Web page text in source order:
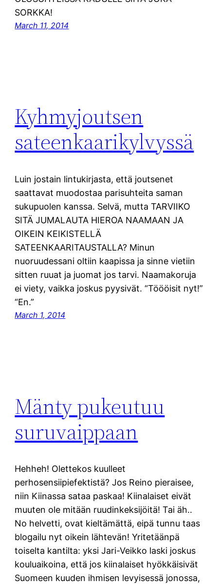
SORKKA!
March 11, 2014
Kyhmyjoutsen
sateenkaarikylvyssä
Luin jostain lintukirjasta, että joutsenet
saattavat muodostaa parisuhteita saman
sukupuolen kanssa. Selvä, mutta TARVIIKO
SITÄ JUMALAUTA HIEROA NAAMAAN JA
OIKEIN KEIKISTELLÄ
SATEENKAARITAUSTALLA? Minun
nuoruudessani oltiin kaapissa ja sinne vietiin
sitten ruuat ja juomat jos tarvi. Naamakoruja
ei viety, vaikka joskus pyysivät. “Töööisit nyt!”
“En.”
March 1, 2014
Mänty pukeutuu
suruvaippaan
Hehheh! Olettekos kuulleet
perhosensiipiefektistä? Jos Reino pieraisee,
niin Kiinassa sataa paskaa! Kiinalaiset eivät
muuten ole mitään ruudinkeksijöitä! Tai äh..
No helvetti, ovat kieltämättä, eipä tunnu taas
blogailu nyt oikein lähtevän! Yritetäänpä
toiselta kantilta: yksi Jari-Veikko laski joskus
kouluaikoina, että jos kiinalaiset hyökkäisivät
Suomeen kuuden ihmisen levyisessä jonossa,